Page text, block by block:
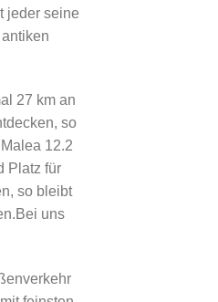
jeder seine
27 km an
so
12.2
Platz für
so bleibt
uns